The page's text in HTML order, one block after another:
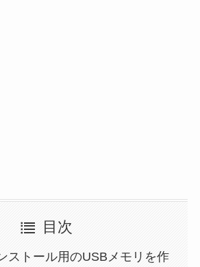
目次
ストール用のUSBメモリを作